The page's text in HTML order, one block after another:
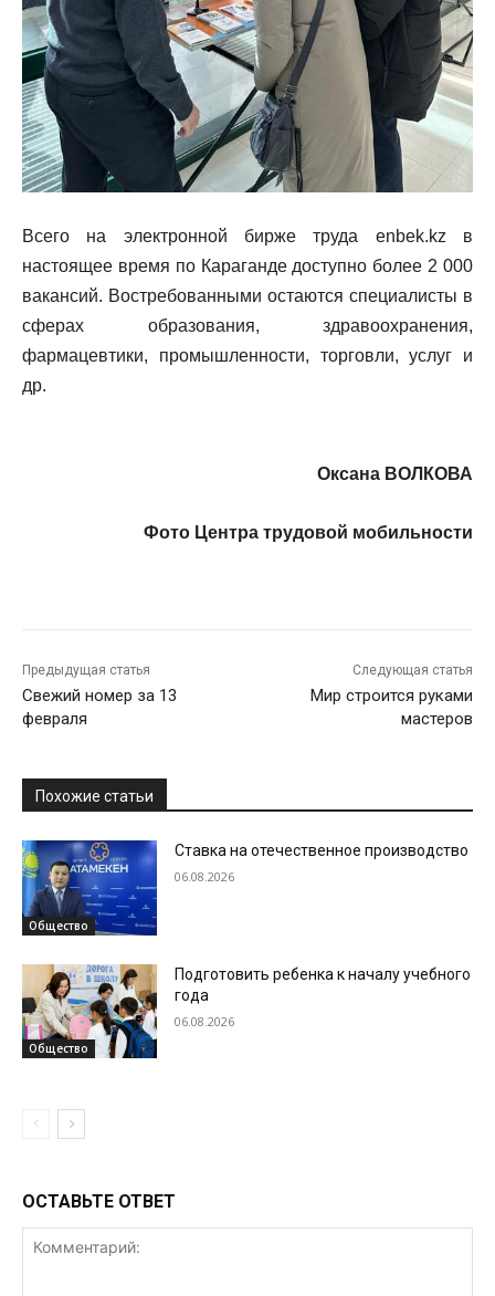
Всего на электронной бирже труда enbek.kz в
настоящее время по Караганде доступно более 2 000
вакансий. Востребованными остаются специалисты в
сферах образования, здравоохранения,
фармацевтики, промышленности, торговли, услуг и
др.
Оксана ВОЛКОВА
Фото Центра трудовой мобильности
Предыдущая статья
Свежий номер за 13
февраля
Следующая статья
Мир строится руками
мастеров
Похожие статьи
Общество
Ставка на отечественное производство
06.08.2026
Общество
Подготовить ребенка к началу учебного
года
06.08.2026
ОСТАВЬТЕ ОТВЕТ